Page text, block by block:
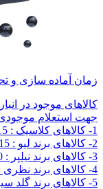
زمان آماده سازی و
کالاهای موجود در
جهت استعلام موجودی کالاها و
1- کالاهای کلاسیک : 15 روز کاری پس از خرید
2- کالاهای برند لیو : 15 روز کاری پس از خرید
3- کالاهای برند نیلپر : 20 روز کاری پس از خرید
4- کالاهای برند نظری : 25 روز کاری پس از خرید
5- کالاهای برند گلد سیت 25 روز کاری پس از خرید